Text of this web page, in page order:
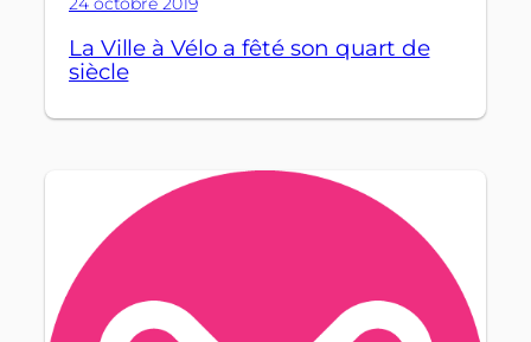
La Ville à Vélo a fêté son quart de
siècle